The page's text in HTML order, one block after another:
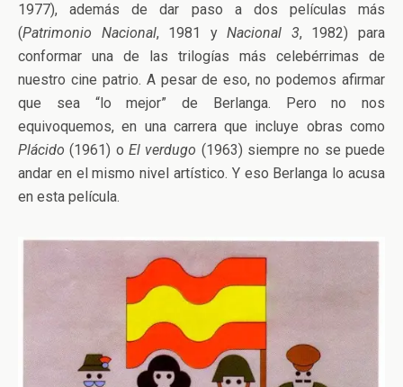
1977), además de dar paso a dos películas más
(Patrimonio Nacional, 1981 yNacional 3, 1982) para
conformar una de las trilogías más celebérrimas de
nuestro cine patrio. A pesar de eso, no podemos afirmar
que sea “lo mejor” de Berlanga. Pero no nos
equivoquemos, en una carrera que incluye obras como
Plácido(1961) oEl verdugo (1963) siempre no se puede
andar en el mismo nivel artístico. Y eso Berlanga lo acusa
en esta película.